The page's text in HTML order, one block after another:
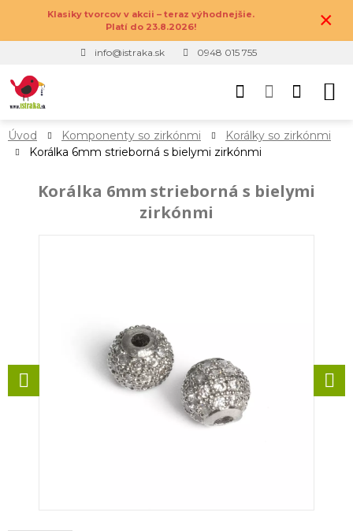
Klasiky tvorcov v akcii – teraz výhodnejšie.
Platí do 23.8.2026!
×
info@istraka.sk 0948 015 755
Úvod Komponenty so zirkónmi
Korálky so zirkónmi
Korálka 6mm strieborná s bielymi zirkónmi
Korálka 6mm strieborná s bielymi
zirkónmi